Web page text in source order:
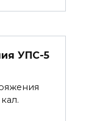
УПС-5